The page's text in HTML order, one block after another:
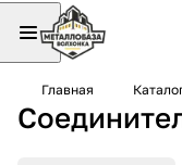
Главная